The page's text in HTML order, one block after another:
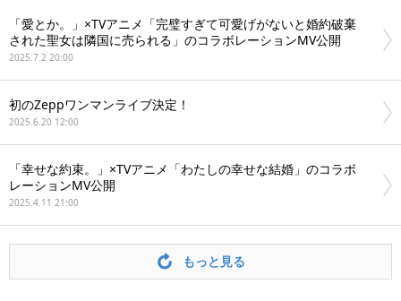
「愛とか。」×TVアニメ「完璧すぎて可愛げがないと婚約破棄
された聖女は隣国に売られる」のコラボレーションMV公開
2025.7.2 20:00
初のZeppワンマンライブ決定！
2025.6.20 12:00
「幸せな約束。」×TVアニメ「わたしの幸せな結婚」のコラボ
レーションMV公開
2025.4.11 21:00
もっと見る